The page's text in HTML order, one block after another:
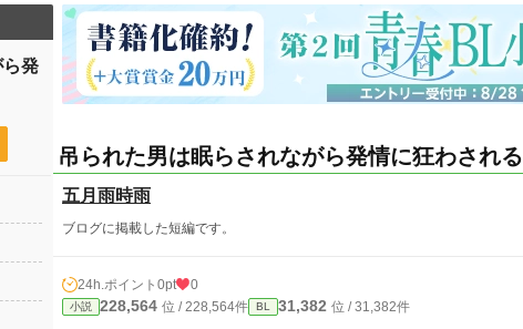
吊られた男は眠らされながら発情に狂わされる
五月雨時雨
ブログに掲載した短編です。
24h.ポイント 0pt 0
小説 228,564 位 / 228,564件 BL 31,382 位 / 31,382件
ら発